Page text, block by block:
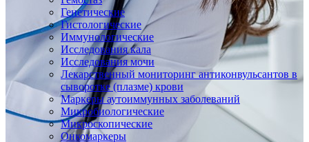
Генетические
Гистологические
Иммунологические
Исследования кала
Исследования мочи
Лекарственный мониторинг антиконвульсантов в
сыворотке (плазме) крови
Маркеры аутоиммунных заболеваний
Микробиологические
Микроскопические
Онкомаркеры